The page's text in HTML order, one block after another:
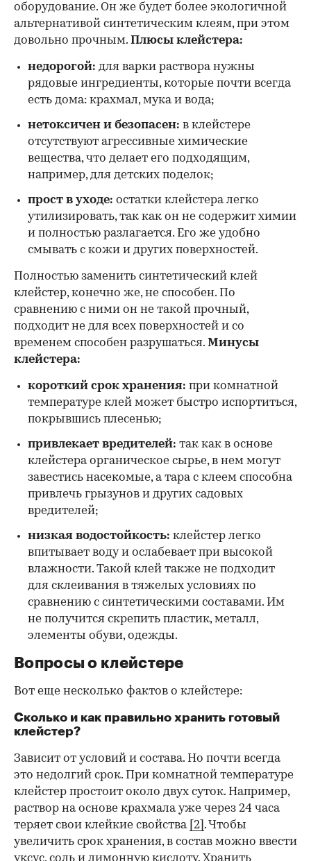
оборудование. Он же будет более экологичной
альтернативой синтетическим клеям, при этом
довольно прочным. Плюсы клейстера:
недорогой: для варки раствора нужны
рядовые ингредиенты, которые почти всегда
есть дома: крахмал, мука и вода;
нетоксичен и безопасен: в клейстере
отсутствуют агрессивные химические
вещества, что делает его подходящим,
например, для детских поделок;
прост в уходе: остатки клейстера легко
утилизировать, так как он не содержит химии
и полностью разлагается. Его же удобно
смывать с кожи и других поверхностей.
Полностью заменить синтетический клей
клейстер, конечно же, не способен. По
сравнению с ними он не такой прочный,
подходит не для всех поверхностей и со
временем способен разрушаться. Минусы
клейстера:
короткий срок хранения: при комнатной
температуре клей может быстро испортиться,
покрывшись плесенью;
привлекает вредителей: так как в основе
клейстера органическое сырье, в нем могут
завестись насекомые, а тара с клеем способна
привлечь грызунов и других садовых
вредителей;
низкая водостойкость: клейстер легко
впитывает воду и ослабевает при высокой
влажности. Такой клей также не подходит
для склеивания в тяжелых условиях по
сравнению с синтетическими составами. Им
не получится скрепить пластик, металл,
элементы обуви, одежды.
Вопросы о клейстере
Вот еще несколько фактов о клейстере:
Сколько и как правильно хранить готовый
клейстер?
Зависит от условий и состава. Но почти всегда
это недолгий срок. При комнатной температуре
клейстер простоит около двух суток. Например,
раствор на основе крахмала уже через 24 часа
теряет свои клейкие свойства [2] . Чтобы
увеличить срок хранения, в состав можно ввести
уксус, соль и лимонную кислоту. Хранить